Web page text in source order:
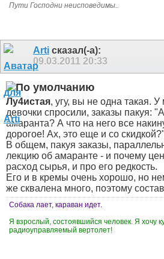
Пути Господни неисповедимы..
Arti сказал(-а):
09.03.2011 20:33
Лу4истая, угу, вы не одна такая.
девочки спросили, заказы пакуя:
амаранта? А что на него все
дорогое! Ах, это еще и со скидкой?"
В общем, пакуя заказы,
лекцию об амаранте - и почему
расход сырья, и про его редкость.
Его и в кремы очень хорошо, но
же сквалена много, поэтому
Собака лает, караван идет.
Я взрослый, состоявшийся человек. Я хочу
радиоуправляемый вертолет!